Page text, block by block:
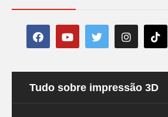
Tudo sobre impressão 3D